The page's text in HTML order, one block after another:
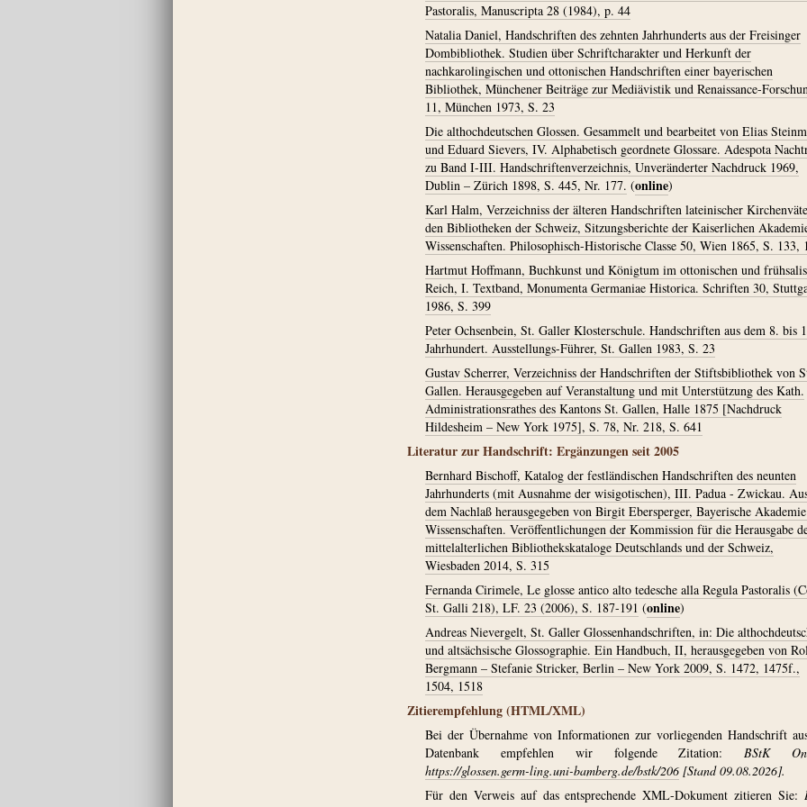
Pastoralis, Manuscripta 28 (1984), p. 44
Natalia Daniel, Handschriften des zehnten Jahrhunderts aus der Freisinger
Dombibliothek. Studien über Schriftcharakter und Herkunft der
nachkarolingischen und ottonischen Handschriften einer bayerischen
Bibliothek, Münchener Beiträge zur Mediävistik und Renaissance-
11, München 1973, S. 23
Die althochdeutschen Glossen. Gesammelt und bearbeitet von Elias
und Eduard Sievers, IV. Alphabetisch geordnete Glossare. Adespota
zu Band I-III. Handschriftenverzeichnis, Unveränderter Nachdruck 1969,
Dublin – Zürich 1898, S. 445, Nr. 177. (online)
Karl Halm, Verzeichniss der älteren Handschriften lateinischer
den Bibliotheken der Schweiz, Sitzungsberichte der Kaiserlichen
Wissenschaften. Philosophisch-Historische Classe 50, Wien 1865, S. 133,
Hartmut Hoffmann, Buchkunst und Königtum im ottonischen und
Reich, I. Textband, Monumenta Germaniae Historica. Schriften 30,
1986, S. 399
Peter Ochsenbein, St. Galler Klosterschule. Handschriften aus dem 8. bis
Jahrhundert. Ausstellungs-Führer, St. Gallen 1983, S. 23
Gustav Scherrer, Verzeichniss der Handschriften der Stiftsbibliothek von
Gallen. Herausgegeben auf Veranstaltung und mit Unterstützung des Kath.
Administrationsrathes des Kantons St. Gallen, Halle 1875 [Nachdruck
Hildesheim – New York 1975], S. 78, Nr. 218, S. 641
Literatur zur Handschrift: Ergänzungen seit 2005
Bernhard Bischoff, Katalog der festländischen Handschriften des neunten
Jahrhunderts (mit Ausnahme der wisigotischen), III. Padua - Zwickau.
dem Nachlaß herausgegeben von Birgit Ebersperger, Bayerische
Wissenschaften. Veröffentlichungen der Kommission für die Herausgabe
mittelalterlichen Bibliothekskataloge Deutschlands und der Schweiz,
Wiesbaden 2014, S. 315
Fernanda Cirimele, Le glosse antico alto tedesche alla Regula Pastoralis
St. Galli 218), LF. 23 (2006), S. 187-191 (online)
Andreas Nievergelt, St. Galler Glossenhandschriften, in: Die
und altsächsische Glossographie. Ein Handbuch, II, herausgegeben von
Bergmann – Stefanie Stricker, Berlin – New York 2009, S. 1472, 1475f.,
1504, 1518
Zitierempfehlung (HTML/XML)
Bei der Übernahme von Informationen zur vorliegenden Handschrift
Datenbank empfehlen wir folgende Zitation:BStK
https://glossen.germ-ling.uni-bamberg.de/bstk/206 [Stand 09.08.2026].
Für den Verweis auf das entsprechende XML-Dokument zitieren Sie: